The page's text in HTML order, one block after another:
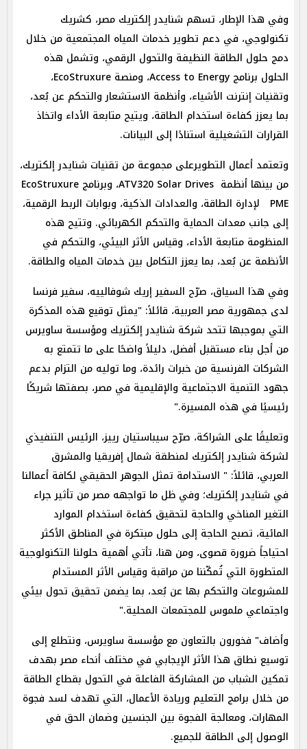
وفي هذا الإطار، تسهم شنايدر إلكتريك مصر، كشريك
تكنولوجي، في دعم تطوير خدمات المياه المجتمعية من خلال
دمج حلول الطاقة النظيفة والتحول الرقمي، وتشمل هذه
الحلول برنامج Access to Energy، ومنصة EcoStruxure،
وتقنيات إنترنت الأشياء، وأنظمة الاستشعار والتحكم عن بُعد،
بما يعزز كفاءة استخدام الطاقة، ويتيح متابعة الأداء واتخاذ
القرارات التشغيلية استنادًا إلى البيانات.
وتعتمد أعمال التطويرعلى مجموعة من تقنيات شنايدر إلكتريك،
من بينها أنظمة ATV320 Solar Drives، وبرنامج EcoStruxure
PME لإدارة الطاقة، والعدادات الذكية، وبوابات الربط الرقمية،
إلى جانب معدات الحماية والتحكم الكهربائي. وتتيح هذه
المنظومة متابعة الأداء، وقياس الأثر البيئي، والتحكم في
الأنظمة عن بُعد، بما يعزز التكامل بين خدمات المياه والطاقة.
وفي هذا السياق، صرّح السفير إريك شوفالييه، سفير فرنسا
لدى جمهورية مصر العربية، قائلاً: "يمثل توقيع هذه المذكرة
التي بموجبها تتحد شركة شنايدر إلكتريك ومؤسسة ساويرس
من أجل بناء مستقبل أفضل، دليلاً واضحًا على ما تتمتع به
الشركات الفرنسية من خبرات رائدة، وما توليه من التزام بدعم
جهود التنمية الاجتماعية والإقليمية في مصر، بصفتها شريكًا
رئيسيًا في هذه المسيرة."
وتعليقًا على الشراكة، صرّح سيباستيان رييز، الرئيس التنفيذي
لشركة شنايدر إلكتريك لمنطقة شمال إفريقيا والمشرق
العربي، قائلاً: " الاستدامة تمثل الجوهر الحقيقي لكافة أعمالنا
في شنايدر إلكتريك؛ وفي ظل ما تواجهه مصر من تأثير جراء
التغير المناخي والحاجة لتحقيق كفاءة استخدام الموارد
المائية، تصبح الحاجة إلى حلول مبتكرة في المناطق الأكثر
احتياجاً ضرورة قصوى، ومن هنا، تأتي أهمية حلولنا التكنولوجية
المتطورة التي تُمكّننا من مراقبة وقياس الأثر المستدام
للمشروعات والتحكم بها عن بُعد، بما يضمن تحقيق تحول بيئي
واجتماعي ملموس للمجتمعات المحلية."
وأضاف" فخورون بالتعاون مع مؤسسة ساويرس، ونتطلع إلى
توسيع نطاق هذا الأثر الإيجابي في مختلف أنحاء مصر بهدف
تمكين الشباب من المشاركة الفاعلة في التحول بقطاع الطاقة
من خلال برامج التعليم وريادة الأعمال، التي تهدف لسد فجوة
المهارات، ومعالجة الفجوة بين الجنسين وضمان الحق في
الوصول إلى الطاقة للجميع.